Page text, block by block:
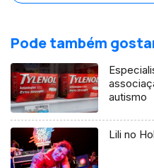
Pode também
autismo
Lili no